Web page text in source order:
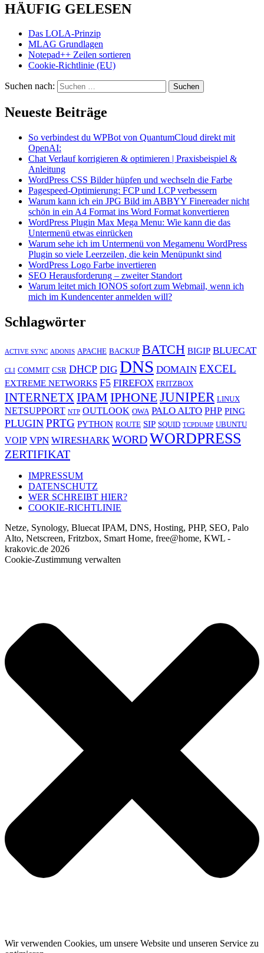
HÄUFIG GELESEN
Das LOLA-Prinzip
MLAG Grundlagen
Notepad++ Zeilen sortieren
Cookie-Richtlinie (EU)
Suchen nach:
Neueste Beiträge
So verbindest du WPBot von QuantumCloud direkt mit
OpenAI:
Chat Verlauf korrigieren & optimieren | Praxisbeispiel &
Anleitung
WordPress CSS Bilder hüpfen und wechseln die Farbe
Pagespeed-Optimierung: FCP und LCP verbessern
Warum kann ich ein JPG Bild im ABBYY Finereader nicht
schön in ein A4 Format ins Word Format konvertieren
WordPress Plugin Max Mega Menu: Wie kann die das
Untermenü etwas einrücken
Warum sehe ich im Untermenü von Megamenu WordPress
Plugin so viele Leerzeilen, die kein Menüpunkt sind
WordPress Logo Farbe invertieren
SEO Herausforderung – zweiter Standort
Warum leitet mich IONOS sofort zum Webmail, wenn ich
mich im Kundencenter anmelden will?
Schlagwörter
ACTIVE SYNC ADONIS APACHE BACKUP BATCH BIGIP BLUECAT
CLI COMMIT CSR DHCP DIG DNS DOMAIN EXCEL
EXTREME NETWORKS F5 FIREFOX FRITZBOX
INTERNETXIPAM IPHONEJUNIPER LINUX
NETSUPPORT NTP OUTLOOK OWA PALO ALTO PHP PING
PLUGIN PRTG PYTHON ROUTE SIP SQUID TCPDUMP UBUNTU
VOIP VPN WIRESHARK WORDWORDPRESS
ZERTIFIKAT
IMPRESSUM
DATENSCHUTZ
WER SCHREIBT HIER?
COOKIE-RICHTLINIE
Netze, Synology, Bluecat IPAM, DNS, Hosting, PHP, SEO, Palo
Alto, Netscreen, Fritzbox, Smart Home, free@home, KWL -
krakovic.de 2026
Cookie-Zustimmung verwalten
Wir verwenden Cookies, um unsere Website und unseren Service zu